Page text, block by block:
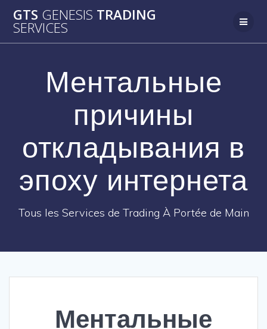
au
GTS GENESIS TRADING
SERVICES
Ментальные
причины
откладывания в
эпоху интернета
Tous les Services de Trading À Portée de Main
Ментальные